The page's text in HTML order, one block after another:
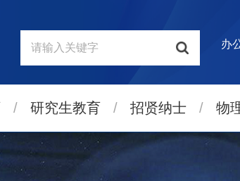
办
/ 研究生教育 / 招贤纳士 / 物